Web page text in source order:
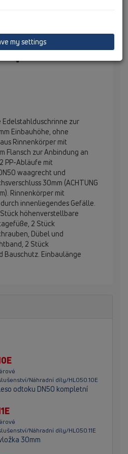
Edelstahlduschrinne zur
Einbauhöhe, ohne
Rinnenkörper mit
Flansch zur Anbindung an
PP-Abläufe mit
waagrecht und
30mm (ACHTUNG
Rinnenkörper mit
innenliegendes Gefälle.
höhenverstellbare
2 Stück
Dübel und
2 Stück
Bauschutz. Einbaulänge
Náhradní díly/HL050.10E
odtoku DN50 kompletní
Náhradní díly/HL050.11E
30mm
my settings